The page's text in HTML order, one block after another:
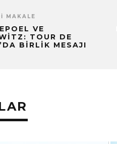
MAKALE
VE
TOUR DE
BIRLIK MESAJI